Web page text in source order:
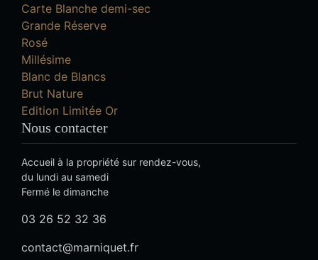
Carte Blanche demi-sec
Grande Réserve
Rosé
Millésime
Blanc de Blancs
Brut Nature
Edition Limitée Or
Nous contacter
Accueil à la propriété sur rendez-vous,
du lundi au samedi
Fermé le dimanche
03 26 52 32 36
contact@marniquet.fr